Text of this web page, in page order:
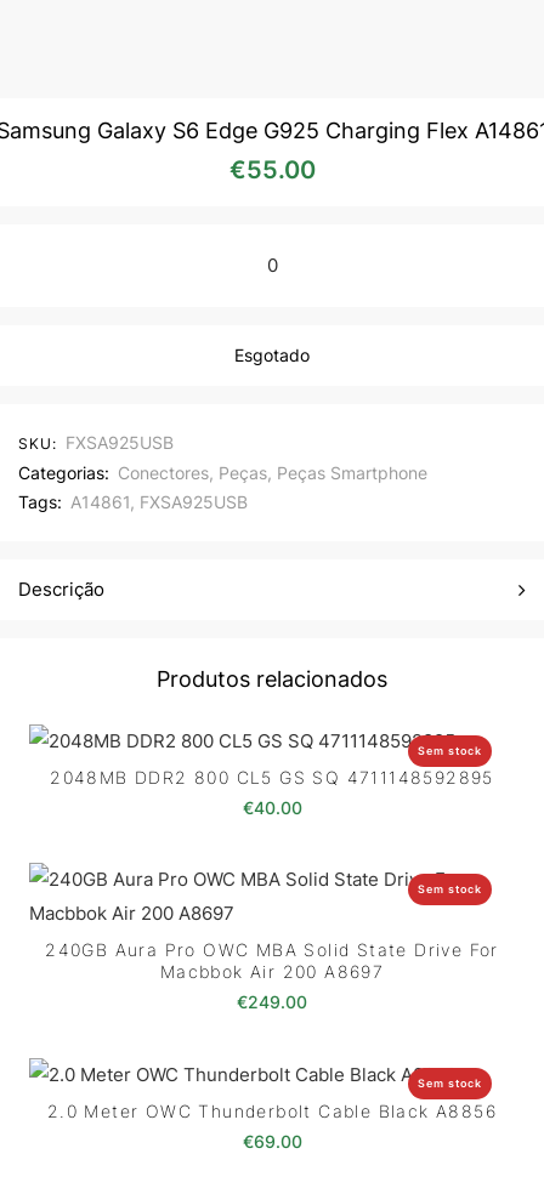
Galaxy S6 Edge G925 Charging Flex
€55.00
0
Esgotado
SKU: FXSA925USB
Categorias: Conectores, Peças, Peças Smartphone
Tags: A14861, FXSA925USB
Descrição
Produtos relacionados
Sem stock
2048MB DDR2 800 CL5 GS SQ 4711148592895
€40.00
Sem stock
240GB Aura Pro OWC MBA Solid State Drive For
Macbbok Air 200 A8697
€249.00
Sem stock
2.0 Meter OWC Thunderbolt Cable Black A8856
€69.00